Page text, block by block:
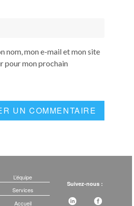
nom, mon e-mail et mon site
pour mon prochain
L’équipe
Services
Accueil
Suivez-nous :